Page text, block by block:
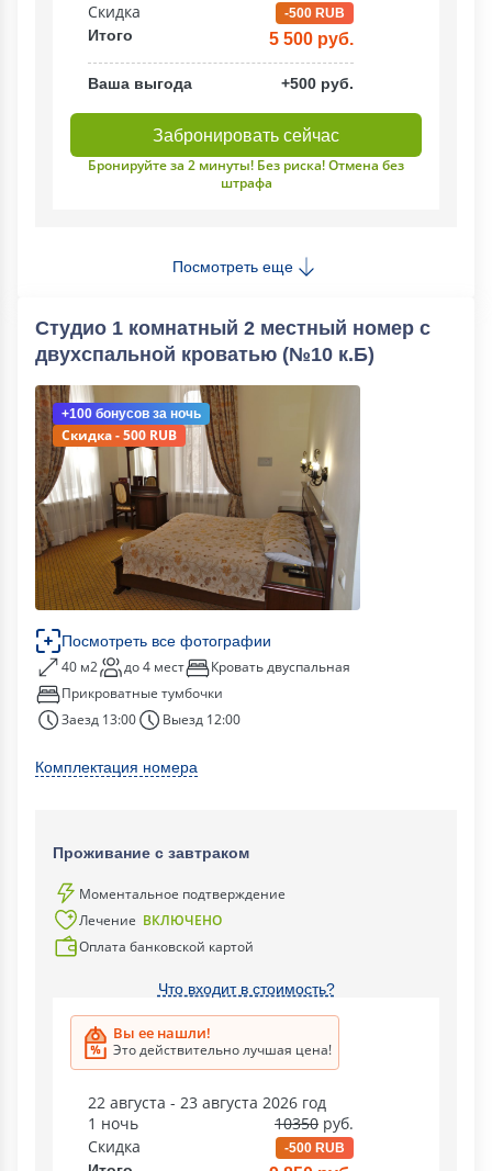
Скидка
-500 RUB
Итого 5 500 руб.
Ваша выгода +500 руб.
Забронировать сейчас
Бронируйте за 2 минуты! Без риска! Отмена без
штрафа
Посмотреть еще
Студио 1 комнатный 2 местный номер с
двухспальной кроватью (№10 к.Б)
+100 бонусов за ночь
Скидка - 500 RUB
Посмотреть все фотографии
40 м2 до 4 мест
Кровать двуспальная
Прикроватные тумбочки
Заезд 13:00
Выезд 12:00
Комплектация номера
Проживание с завтраком
Моментальное подтверждение
Лечение ВКЛЮЧЕНО
Оплата банковской картой
Что входит в стоимость?
Вы ее нашли!
Это действительно лучшая цена!
22 августа - 23 августа 2026 год
1 ночь
10350 руб.
Скидка
-500 RUB